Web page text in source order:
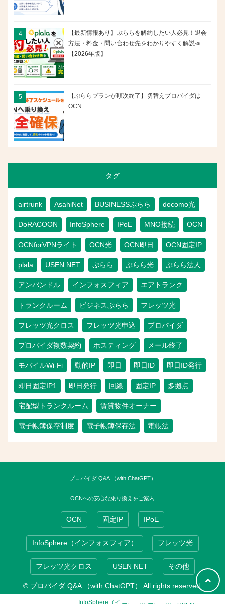
【最新情報あり】ぷららを解約したい人必見！退会
方法・料金・問い合わせ先をわかりやすく解説📣
【2026年版】
【ぷららプランが順次終了】切替えプロバイダは
OCN
タグ
airtrunk AsahiNet BUSINESSぷらら docomo光
DoRACOON InfoSphere IPoE MNO接続 OCN
OCNforVPNライト OCN光 OCN即日 OCN固定IP
plala USEN NET ぷらら ぷらら光 ぷらら法人
アンバンドル インフォスフィア エアトランク
トランクルーム ビジネスぷらら フレッツ光
フレッツ光クロス フレッツ光申込 プロバイダ
プロバイダ複数契約 ホスティング メール終了
モバイルWi-Fi 動的IP 即日 即日ID 即日ID発行
即日固定IP1 即日発行 回線 固定IP 多拠点
宅配型トランクルーム 賃貸物件オーナー
電子帳簿保存制度 電子帳簿保存法 電帳法
プロバイダ Q&A （with ChatGPT）
OCNへの安心な乗り換えをご案内
OCN 固定IP IPoE
InfoSphere（インフォスフィア） フレッツ光
フレッツ光クロス USEN NET その他
© プロバイダ Q&A （with ChatGPT） All rights reserved.
InfoSphere（イ